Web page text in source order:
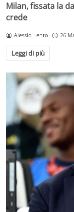
Milan, fissata la
crede
Alessio Lento 26
Leggi di più